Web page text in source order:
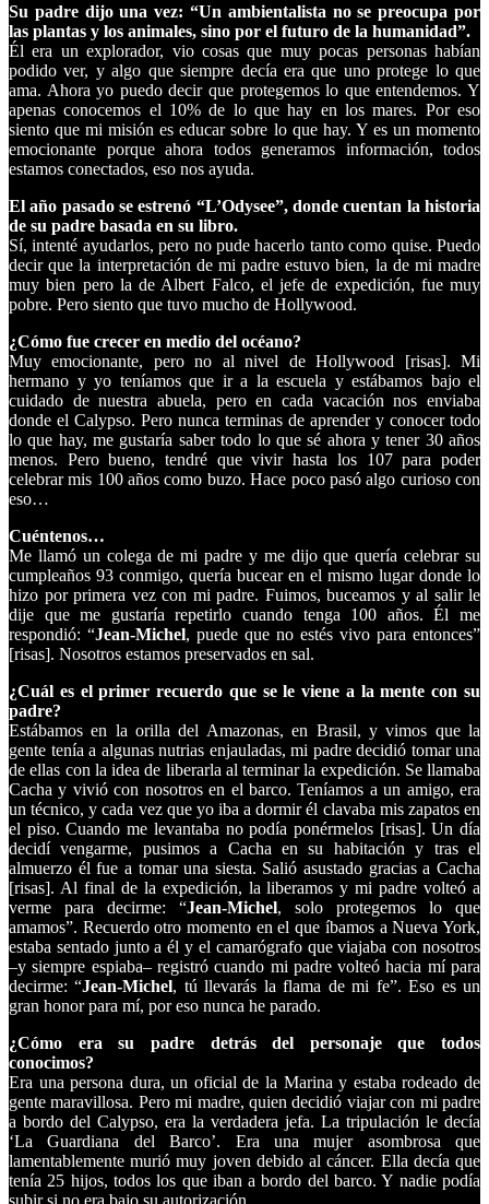
Su padre dijo una vez: “Un ambientalista no se preocupa por
las plantas y los animales, sino por el futuro de la humanidad”.
Él era un explorador, vio cosas que muy pocas personas habían
podido ver, y algo que siempre decía era que uno protege lo que
ama. Ahora yo puedo decir que protegemos lo que entendemos. Y
apenas conocemos el 10% de lo que hay en los mares. Por eso
siento que mi misión es educar sobre lo que hay. Y es un momento
emocionante porque ahora todos generamos información, todos
estamos conectados, eso nos ayuda.
El año pasado se estrenó “L’Odysee”, donde cuentan la historia
de su padre basada en su libro.
Sí, intenté ayudarlos, pero no pude hacerlo tanto como quise. Puedo
decir que la interpretación de mi padre estuvo bien, la de mi madre
muy bien pero la de Albert Falco, el jefe de expedición, fue muy
pobre. Pero siento que tuvo mucho de Hollywood.
¿Cómo fue crecer en medio del océano?
Muy emocionante, pero no al nivel de Hollywood [risas]. Mi
hermano y yo teníamos que ir a la escuela y estábamos bajo el
cuidado de nuestra abuela, pero en cada vacación nos enviaba
donde el Calypso. Pero nunca terminas de aprender y conocer todo
lo que hay, me gustaría saber todo lo que sé ahora y tener 30 años
menos. Pero bueno, tendré que vivir hasta los 107 para poder
celebrar mis 100 años como buzo. Hace poco pasó algo curioso con
eso…
Cuéntenos…
Me llamó un colega de mi padre y me dijo que quería celebrar su
cumpleaños 93 conmigo, quería bucear en el mismo lugar donde lo
hizo por primera vez con mi padre. Fuimos, buceamos y al salir le
dije que me gustaría repetirlo cuando tenga 100 años. Él me
respondió: “Jean-Michel, puede que no estés vivo para entonces”
[risas]. Nosotros estamos preservados en sal.
¿Cuál es el primer recuerdo que se le viene a la mente con su
padre?
Estábamos en la orilla del Amazonas, en Brasil, y vimos que la
gente tenía a algunas nutrias enjauladas, mi padre decidió tomar una
de ellas con la idea de liberarla al terminar la expedición. Se llamaba
Cacha y vivió con nosotros en el barco. Teníamos a un amigo, era
un técnico, y cada vez que yo iba a dormir él clavaba mis zapatos en
el piso. Cuando me levantaba no podía ponérmelos [risas]. Un día
decidí vengarme, pusimos a Cacha en su habitación y tras el
almuerzo él fue a tomar una siesta. Salió asustado gracias a Cacha
[risas]. Al final de la expedición, la liberamos y mi padre volteó a
verme para decirme: “Jean-Michel, solo protegemos lo que
amamos”. Recuerdo otro momento en el que íbamos a Nueva York,
estaba sentado junto a él y el camarógrafo que viajaba con nosotros
–y siempre espiaba– registró cuando mi padre volteó hacia mí para
decirme: “Jean-Michel, tú llevarás la flama de mi fe”. Eso es un
gran honor para mí, por eso nunca he parado.
¿Cómo era su padre detrás del personaje que todos
conocimos?
Era una persona dura, un oficial de la Marina y estaba rodeado de
gente maravillosa. Pero mi madre, quien decidió viajar con mi padre
a bordo del Calypso, era la verdadera jefa. La tripulación le decía
‘La Guardiana del Barco’. Era una mujer asombrosa que
lamentablemente murió muy joven debido al cáncer. Ella decía que
tenía 25 hijos, todos los que iban a bordo del barco. Y nadie podía
subir si no era bajo su autorización.